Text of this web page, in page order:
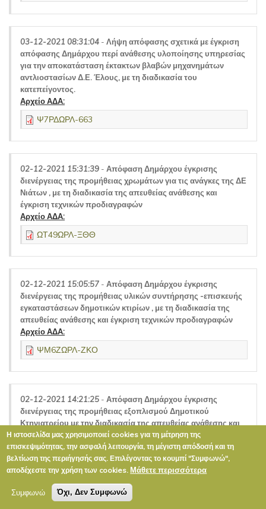
03-12-2021 08:31:04 - Λήψη απόφασης σχετικά με έγκριση
απόφασης Δημάρχου περί ανάθεσης υλοποίησης υπηρεσίας
για την αποκατάσταση έκτακτων βλαβών μηχανημάτων
αντλιοστασίων Δ.Ε. Έλους, με τη διαδικασία του
κατεπείγοντος.
Αρχείο ΑΔΑ:
Ψ7ΡΔΩΡΛ-663
02-12-2021 15:31:39 - Απόφαση Δημάρχου έγκρισης
διενέργειας της προμήθειας χρωμάτων για τις ανάγκες της ΔΕ
Νιάτων , με τη διαδικασία της απευθείας ανάθεσης και
έγκριση τεχνικών προδιαγραφών
Αρχείο ΑΔΑ:
ΩΤ49ΩΡΛ-ΞΘΘ
02-12-2021 15:05:57 - Απόφαση Δημάρχου έγκρισης
διενέργειας της προμήθειας υλικών συντήρησης -επισκευής
εγκαταστάσεων δημοτικών κτιρίων , με τη διαδικασία της
απευθείας ανάθεσης και έγκριση τεχνικών προδιαγραφών
Αρχείο ΑΔΑ:
ΨΜ6ΖΩΡΛ-ΖΚΟ
02-12-2021 14:21:25 - Απόφαση Δημάρχου έγκρισης
διενέργειας της προμήθειας εξοπλισμού Δημοτικού
Κτηνιατρείου με την διαδικασία της απευθείας ανάθεσης και
έγκριση τεχνικών προδιαγραφών
Αρχείο ΑΔΑ:
9ΩΠΦΩΡΛ-ΜΤΖ
Η ιστοσελίδα μας χρησιμοποιεί cookies για τη μέτρηση της
επισκεψιμότητας, την ασφαλή λειτουργία, τη μέγιστη απόδοσή και τη
βελτίωση της περιήγησής σας. Επιλέγοντας το κουμπί "Συμφωνώ",
αποδέχεστε την χρήση των cookies. Μάθετε περισσότερα
Συμφωνώ Όχι, Δεν Συμφωνώ